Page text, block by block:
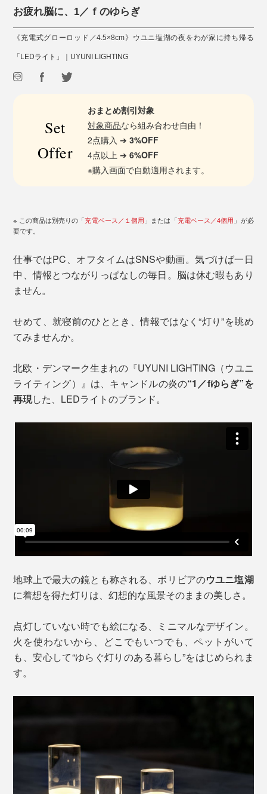
お疲れ脳に、1／ｆのゆらぎ
《充電式グローロッド／4.5×8cm》ウユニ塩湖の夜をわが家に持ち帰る
「LEDライト」｜UYUNI LIGHTING
Set
Offer
おまとめ割引対象
対象商品なら組み合わせ自由！
2点購入 ➔3%OFF
4点以上 ➔6%OFF
※購入画面で自動適用されます。
※ この商品は別売りの「充電ベース／１個用 」または「充電ベース／4個用 」が必
要です。
仕事ではPC、オフタイムはSNSや動画。気づけば一日
中、情報とつながりっぱなしの毎日。脳は休む暇もあり
ません。
せめて、就寝前のひととき、情報ではなく“灯り”を眺め
てみませんか。
北欧・デンマーク生まれの『UYUNI LIGHTING（ウユニ
ライティング）』は、キャンドルの炎の“1／fゆらぎ”を
再現した、LEDライトのブランド。
地球上で最大の鏡とも称される、ボリビアのウユニ塩湖
に着想を得た灯りは、幻想的な風景そのままの美しさ。
点灯していない時でも絵になる、ミニマルなデザイン。
火を使わないから、どこでもいつでも、ペットがいて
も、安心して“ゆらぐ灯りのある暮らし”をはじめられま
す。